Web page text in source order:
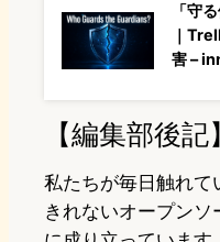
「守
｜
害 –
【編集部後記】
私たちが毎日触れて
きれないオープン